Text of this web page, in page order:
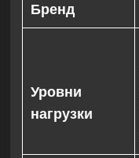
Бренд
Уровни
нагрузки